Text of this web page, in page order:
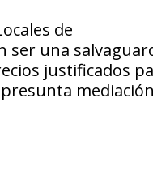
de
ser una
justificados